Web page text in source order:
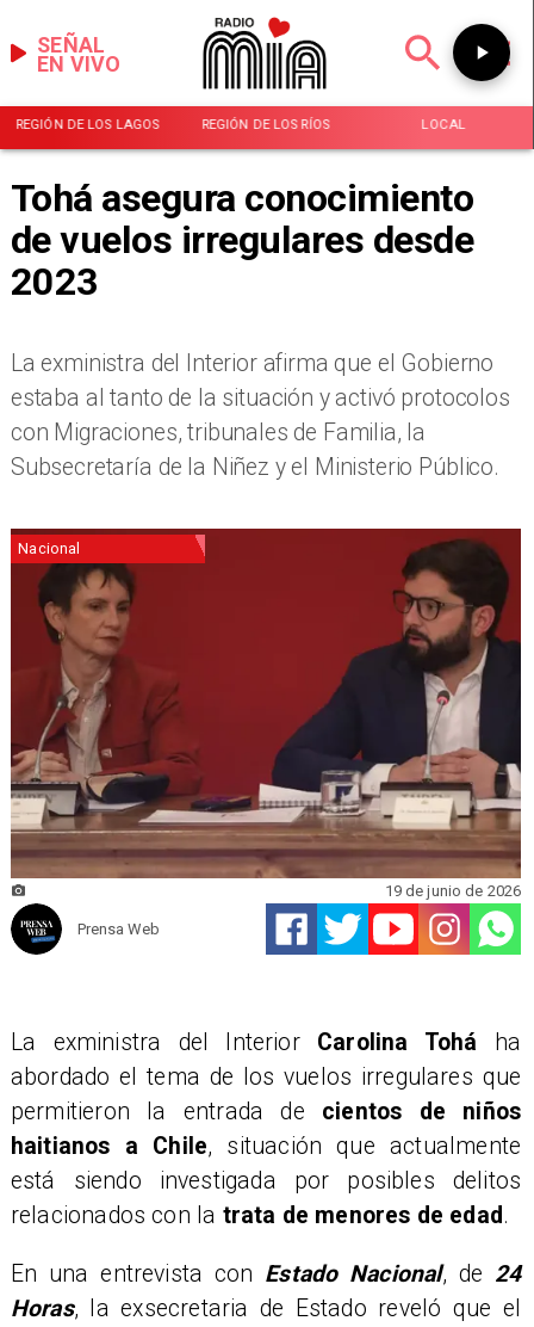
EN VIVO
SEÑAL
REGIÓN DE LOS LAGOS REGIÓN DE LOS RÍOS LOCAL
Tohá asegura conocimiento
de vuelos irregulares desde
2023
La exministra del Interior afirma que el Gobierno
estaba al tanto de la situación y activó protocolos
con Migraciones, tribunales de Familia, la
Subsecretaría de la Niñez y el Ministerio Público.
Nacional
Prensa Web
19 de junio de 2026
La exministra del Interior Carolina Tohá ha
abordado el tema de los vuelos irregulares que
permitieron la entrada de cientos de niños
haitianos a Chile, situación que actualmente
está siendo investigada por posibles delitos
relacionados con la trata de menores de edad .
En una entrevista con Estado Nacional, de 24
Horas, la exsecretaria de Estado reveló que el